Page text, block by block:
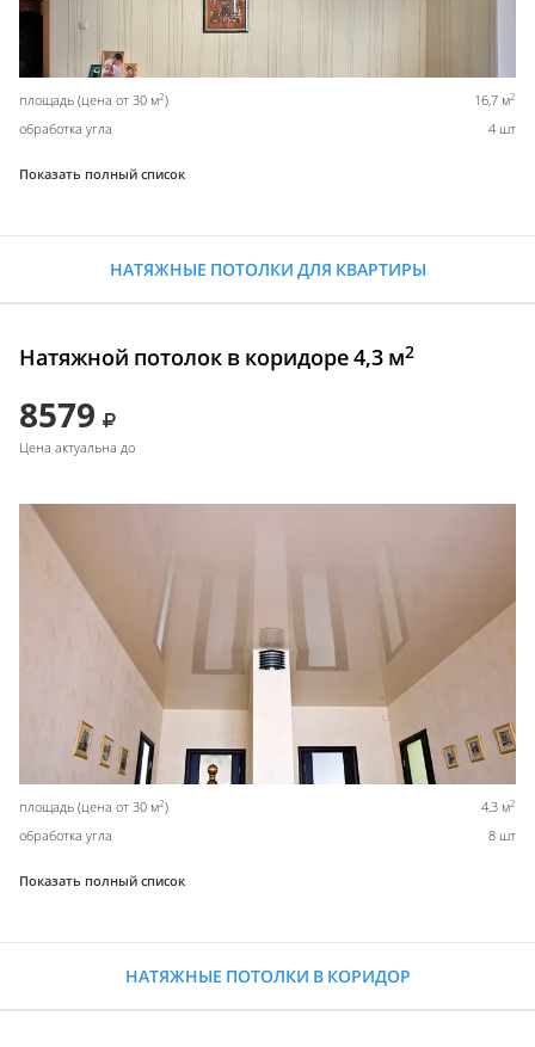
площадь (цена от 30 м2) 16,7 м2
обработка угла 4 шт
Показать полный список
НАТЯЖНЫЕ ПОТОЛКИ ДЛЯ КВАРТИРЫ
Натяжной потолок в коридоре 4,3 м2
8579
Цена актуальна до
площадь (цена от 30 м2) 4,3 м2
обработка угла 8 шт
Показать полный список
НАТЯЖНЫЕ ПОТОЛКИ В КОРИДОР